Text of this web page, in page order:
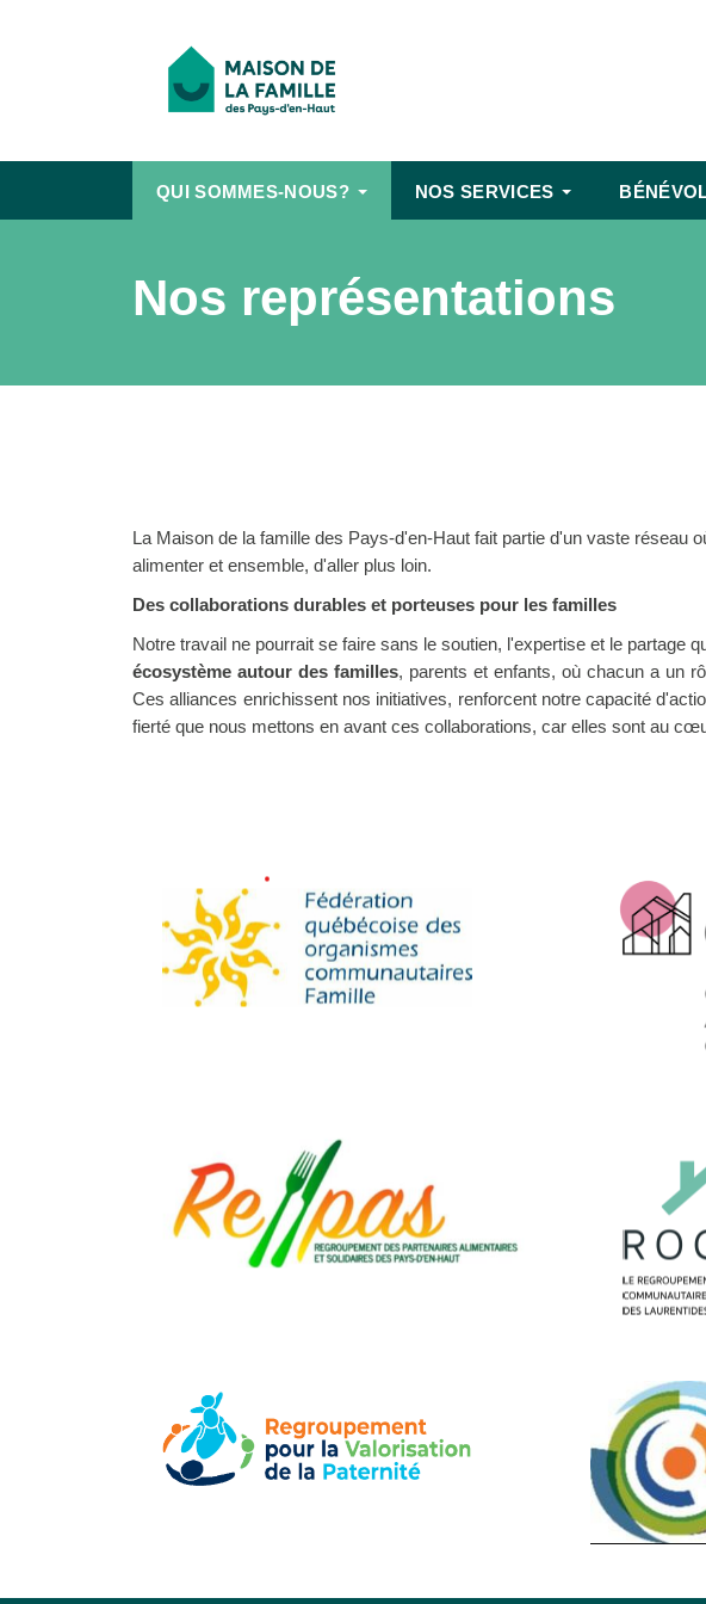
QUI SOMMES-NOUS? NOS SERVICES
Nos représentations
La Maison de la famille des Pays-d'en-Haut fait partie d'un vaste réseau
alimenter et ensemble, d'aller plus loin.
Des collaborations durables et porteuses pour les familles
Notre travail ne pourrait se faire sans le soutien, l'expertise et le
écosystème autour des familles, parents et enfants, où chacun a un
Ces alliances enrichissent nos initiatives, renforcent notre capacité
fierté que nous mettons en avant ces collaborations, car elles sont au